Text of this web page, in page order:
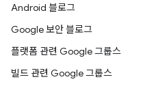
Android 블로그
Google 보안 블로그
플랫폼 관련 Google 그룹스
빌드 관련 Google 그룹스